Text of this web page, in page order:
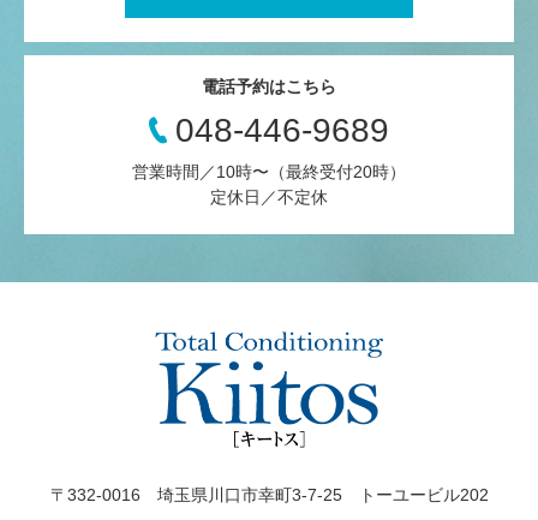
電話予約はこちら
048-446-9689
営業時間／10時〜（最終受付20時）
定休日／不定休
〒332-0016 埼玉県川口市幸町3-7-25 トーユービル202